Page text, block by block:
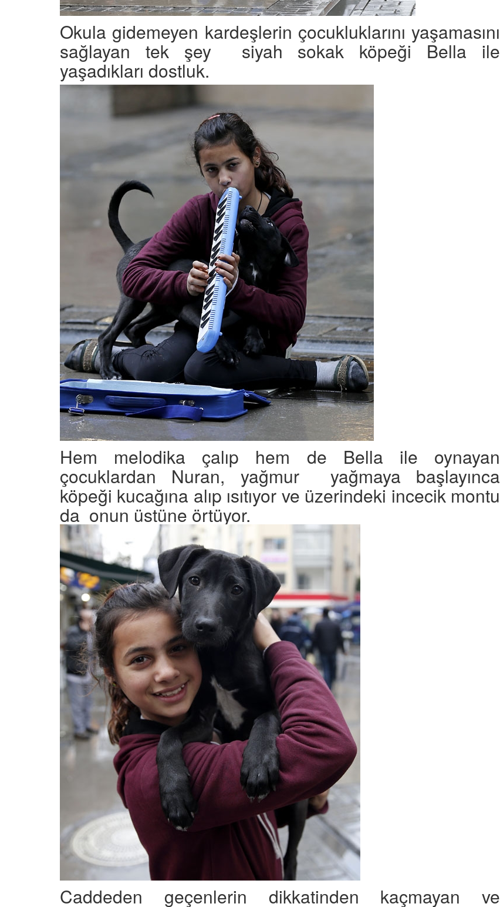
Okula gidemeyen kardeşlerin çocukluklarını yaşamasını
sağlayan tek şey siyah sokak köpeği Bella ile
yaşadıkları dostluk.
Hem melodika çalıp hem de Bella ile oynayan
çocuklardan Nuran, yağmur yağmaya başlayınca
köpeği kucağına alıp ısıtıyor ve üzerindeki incecik montu
da onun üstüne örtüyor.
Caddeden geçenlerin dikkatinden kaçmayan ve